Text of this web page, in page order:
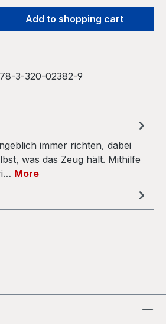
Enter the desired
Add to shopping cart
3-320-02382-9
immer richten, dabei
was das Zeug hält. Mithilfe
More